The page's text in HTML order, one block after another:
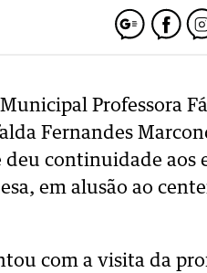
Professora
Fernandes
continuidade aos
em alusão ao
com a visita da